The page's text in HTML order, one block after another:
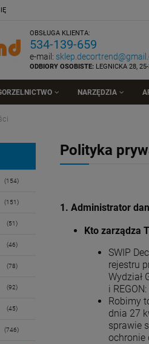
OBSŁUGA KLIENTA:
534-139-659
e-mail:
ODBIORY OSOBISTE: LEGNICKA 28,
NARZĘDZIA
(154)
(151)
(51)
(46)
(78)
(92)
(45)
(746)
Polityka
1. Administrator
Kto zarządza
SWIP
rejestru
Wydział
i
Robimy
dnia 27
sprawie
ochronie